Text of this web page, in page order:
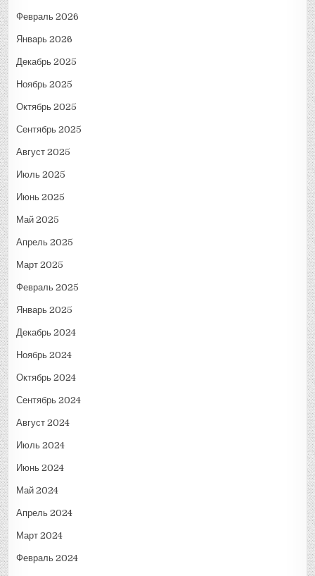
Февраль 2026
Январь 2026
Декабрь 2025
Ноябрь 2025
Октябрь 2025
Сентябрь 2025
Август 2025
Июль 2025
Июнь 2025
Май 2025
Апрель 2025
Март 2025
Февраль 2025
Январь 2025
Декабрь 2024
Ноябрь 2024
Октябрь 2024
Сентябрь 2024
Август 2024
Июль 2024
Июнь 2024
Май 2024
Апрель 2024
Март 2024
Февраль 2024